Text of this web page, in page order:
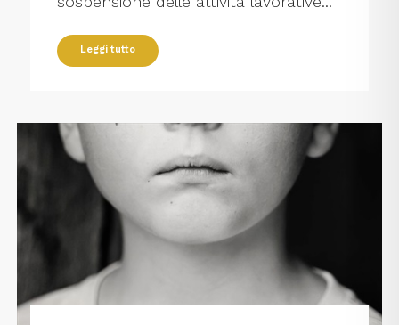
Leggi tutto